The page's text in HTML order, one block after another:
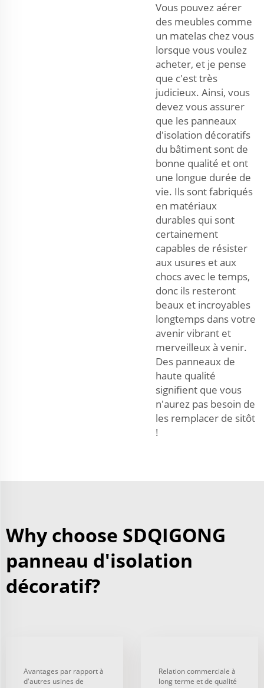
Vous pouvez aérer
des meubles comme
un matelas chez vous
lorsque vous voulez
acheter, et je pense
que c'est très
judicieux. Ainsi, vous
devez vous assurer
que les panneaux
d'isolation décoratifs
du bâtiment sont de
bonne qualité et ont
une longue durée de
vie. Ils sont fabriqués
en matériaux
durables qui sont
certainement
capables de résister
aux usures et aux
chocs avec le temps,
donc ils resteront
beaux et incroyables
longtemps dans votre
avenir vibrant et
merveilleux à venir.
Des panneaux de
haute qualité
signifient que vous
n'aurez pas besoin de
les remplacer de sitôt
!
Why choose SDQIGONG
panneau d'isolation
décoratif?
Avantages par rapport à
d'autres usines de
Relation commerciale à
long terme et de qualité